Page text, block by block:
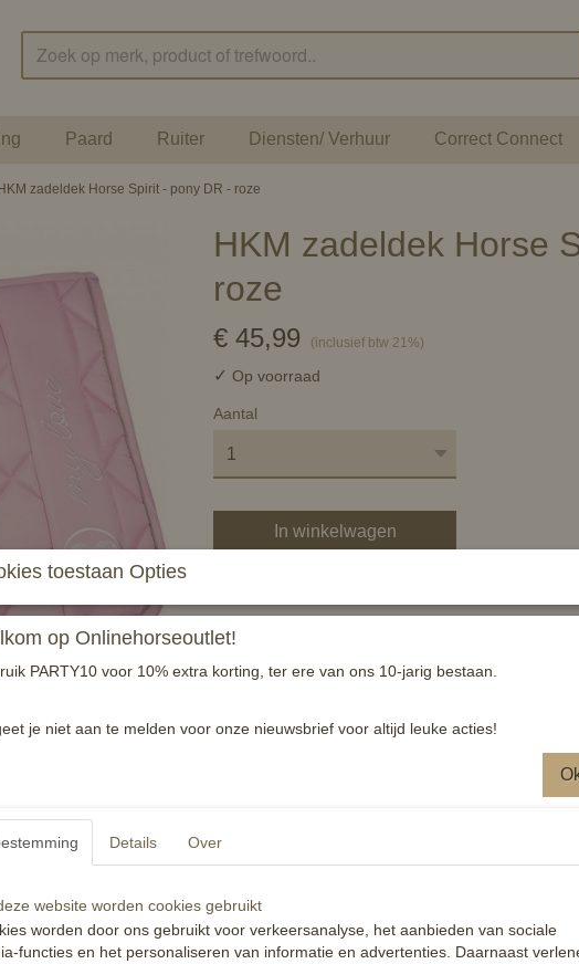
Paard Ruiter Diensten/ Verhuur Correct Connect
HKM zadeldek Horse Spirit - pony DR - roze
HKM zadeldek Horse
roze
€ 45,99 (inclusief btw 21%)
✓ Op voorraad
Aantal
In winkelwagen
-ademend
-anatomisch gevormd
Reacties
toestaan Opties
op Onlinehorseoutlet!
PARTY10 voor 10% extra korting, ter ere van ons 10-jarig bestaan.
je niet aan te melden voor onze nieuwsbrief voor altijd leuke acties!
Details Over
website worden cookies gebruikt
worden door ons gebruikt voor verkeersanalyse, het aanbieden van sociale
functies en het personaliseren van informatie en advertenties. Daarnaast